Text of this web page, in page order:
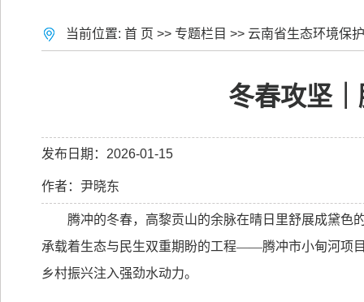
当前位置: 首 页 >> 专题栏目 >> 云南省生态环境保
冬春攻坚
发布日期：2026-01-15
作者：尹晓东
腾冲的冬春，高黎贡山的余脉在晴日里舒展成黛色
承载着生态与民生双重期盼的工程——腾冲市小甸河项
乡村振兴注入强劲水动力。